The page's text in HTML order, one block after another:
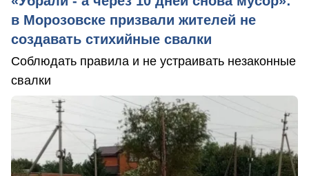
в Морозовске призвали жителей не
создавать стихийные свалки
Соблюдать правила и не устраивать незаконные
свалки